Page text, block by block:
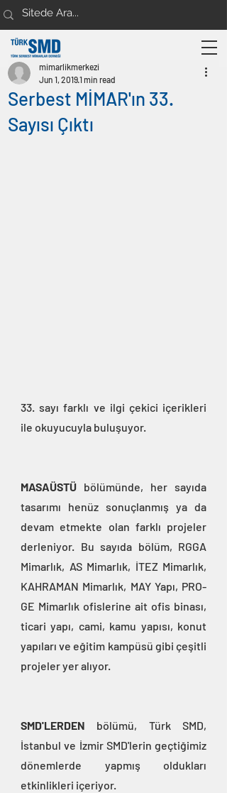
Serbest MİMAR'ın 33.
Sayısı Çıktı
mimarlikmerkezi
Jun 1, 20191 min read
33. sayı farklı ve ilgi çekici içerikleri
ile okuyucuyla buluşuyor.
MASAÜSTÜ bölümünde, her sayıda
tasarımı henüz sonuçlanmış ya da
devam etmekte olan farklı projeler
derleniyor. Bu sayıda bölüm, RGGA
Mimarlık, AS Mimarlık, İTEZ Mimarlık,
KAHRAMAN Mimarlık, MAY Yapı, PRO-
GE Mimarlık ofislerine ait ofis binası,
ticari yapı, cami, kamu yapısı, konut
yapıları ve eğitim kampüsü gibi çeşitli
projeler yer alıyor.
SMD'LERDEN bölümü, Türk SMD,
İstanbul ve İzmir SMD'lerin geçtiğimiz
dönemlerde yapmış oldukları
etkinlikleri içeriyor.